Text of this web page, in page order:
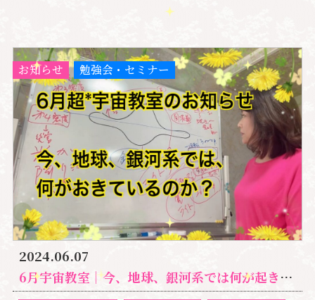
お知らせ 勉強会・セミナー
2024.06.07
6月宇宙教室｜今、地球、銀河系では何が起きているのか？宇宙ママももこ｜湘南心の森